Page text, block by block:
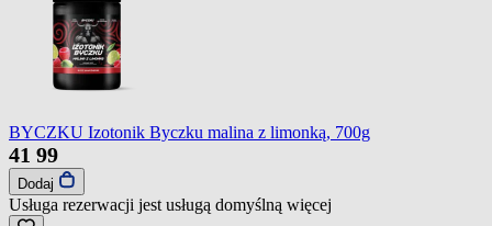
BYCZKU Izotonik Byczku malina z limonką, 700g
41 99
Dodaj
Usługa rezerwacji jest usługą domyślną więcej